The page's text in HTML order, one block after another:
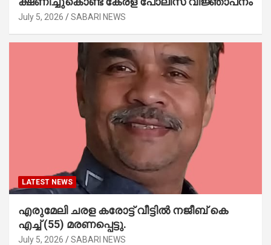
July 5, 2026 SABARI NEWS
LATEST NEWS
എരുമേലി ചരള കരോട്ട് വീട്ടിൽ നജീബ് കെ
എച്ച് (55) മരണപ്പെട്ടു.
July 5, 2026 SABARI NEWS